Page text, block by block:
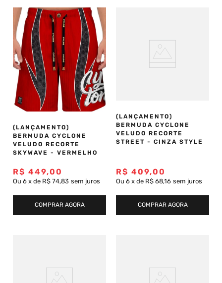
(LANÇAMENTO)
BERMUDA CYCLONE
VELUDO RECORTE
SKYWAVE - VERMELHO
R$ 449,00
Ou 6 x de R$ 74,83 sem juros
COMPRAR AGORA
(LANÇAMENTO)
BERMUDA CYCLONE
VELUDO RECORTE
STREET - CINZA STYLE
R$ 409,00
Ou 6 x de R$ 68,16 sem juros
COMPRAR AGORA